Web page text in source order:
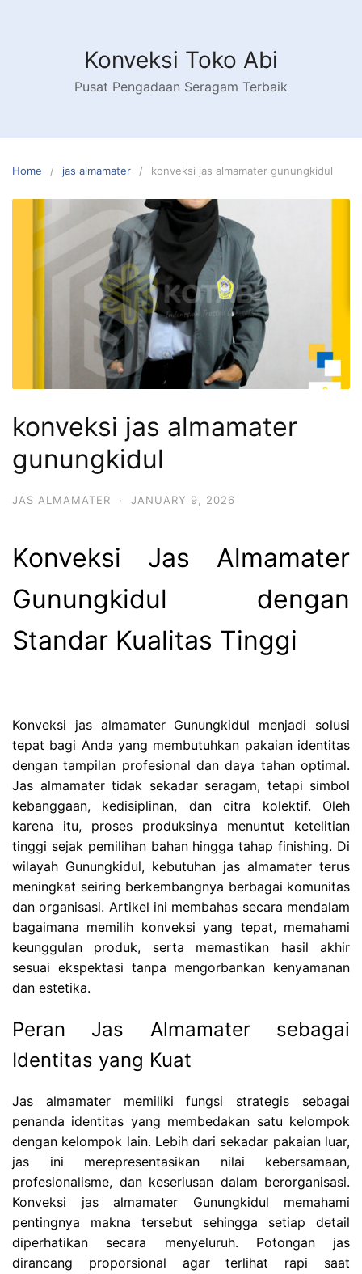
Konveksi Toko Abi
Pusat Pengadaan Seragam Terbaik
Home jas almamater konveksi jas almamater gunungkidul
konveksi jas almamater
gunungkidul
JAS ALMAMATER · JANUARY 9, 2026
Konveksi Jas Almamater
Gunungkidul dengan
Standar Kualitas Tinggi
Konveksi jas almamater Gunungkidul menjadi solusi
tepat bagi Anda yang membutuhkan pakaian identitas
dengan tampilan profesional dan daya tahan optimal.
Jas almamater tidak sekadar seragam, tetapi simbol
kebanggaan, kedisiplinan, dan citra kolektif. Oleh
karena itu, proses produksinya menuntut ketelitian
tinggi sejak pemilihan bahan hingga tahap finishing. Di
wilayah Gunungkidul, kebutuhan jas almamater terus
meningkat seiring berkembangnya berbagai komunitas
dan organisasi. Artikel ini membahas secara mendalam
bagaimana memilih konveksi yang tepat, memahami
keunggulan produk, serta memastikan hasil akhir
sesuai ekspektasi tanpa mengorbankan kenyamanan
dan estetika.
Peran Jas Almamater sebagai
Identitas yang Kuat
Jas almamater memiliki fungsi strategis sebagai
penanda identitas yang membedakan satu kelompok
dengan kelompok lain. Lebih dari sekadar pakaian luar,
jas ini merepresentasikan nilai kebersamaan,
profesionalisme, dan keseriusan dalam berorganisasi.
Konveksi jas almamater Gunungkidul memahami
pentingnya makna tersebut sehingga setiap detail
diperhatikan secara menyeluruh. Potongan jas
dirancang proporsional agar terlihat rapi saat